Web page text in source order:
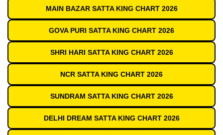
MAIN BAZAR SATTA KING CHART 2026
GOVA PURI SATTA KING CHART 2026
SHRI HARI SATTA KING CHART 2026
NCR SATTA KING CHART 2026
SUNDRAM SATTA KING CHART 2026
DELHI DREAM SATTA KING CHART 2026